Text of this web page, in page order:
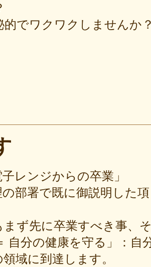
的でワクワクしませんか
子レンジからの卒業」
部署で既に御説明した
まず先に卒業すべき事、
自分の健康を守る」：
域に到達します。